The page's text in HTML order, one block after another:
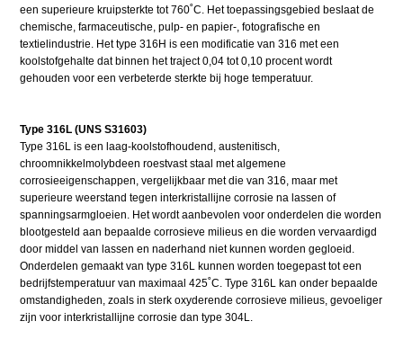
een superieure kruipsterkte tot 760˚C. Het toepassingsgebied beslaat de
chemische, farmaceutische, pulp- en papier-, fotografische en
textielindustrie. Het type 316H is een modificatie van 316 met een
koolstofgehalte dat binnen het traject 0,04 tot 0,10 procent wordt
gehouden voor een verbeterde sterkte bij hoge temperatuur.
Type 316L (UNS S31603)
Type 316L is een laag-koolstofhoudend, austenitisch,
chroomnikkelmolybdeen roestvast staal met algemene
corrosieeigenschappen, vergelijkbaar met die van 316, maar met
superieure weerstand tegen interkristallijne corrosie na lassen of
spanningsarmgloeien. Het wordt aanbevolen voor onderdelen die worden
blootgesteld aan bepaalde corrosieve milieus en die worden vervaardigd
door middel van lassen en naderhand niet kunnen worden gegloeid.
Onderdelen gemaakt van type 316L kunnen worden toegepast tot een
bedrijfstemperatuur van maximaal 425˚C. Type 316L kan onder bepaalde
omstandigheden, zoals in sterk oxyderende corrosieve milieus, gevoeliger
zijn voor interkristallijne corrosie dan type 304L.